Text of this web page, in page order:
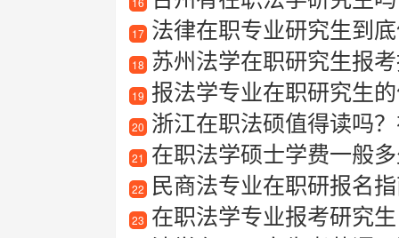
17 法律在职专业研究生到底
18 苏州法学在职研究生报
19 报法学专业在职研究生
20 浙江在职法硕值得读吗
21 在职法学硕士学费一般
22 民商法专业在职研报名
23 在职法学专业报考研究生